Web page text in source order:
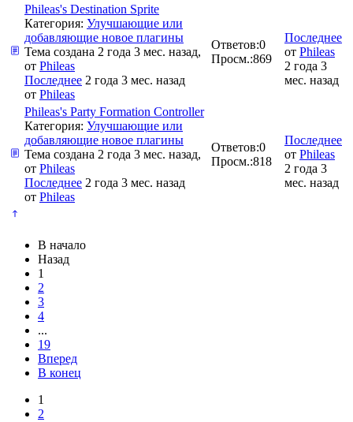
Phileas's Destination Sprite
Категория: Улучшающие или
добавляющие новое плагины
Тема создана 2 года 3 мес. назад,
от Phileas
Последнее 2 года 3 мес. назад
от Phileas
Ответов:0
Просм.:869
Последнее
от Phileas
2 года 3
мес. назад
Phileas's Party Formation Controller
Категория: Улучшающие или
добавляющие новое плагины
Тема создана 2 года 3 мес. назад,
от Phileas
Последнее 2 года 3 мес. назад
от Phileas
Ответов:0
Просм.:818
Последнее
от Phileas
2 года 3
мес. назад
В начало
Назад
1
2
3
4
...
19
Вперед
В конец
1
2